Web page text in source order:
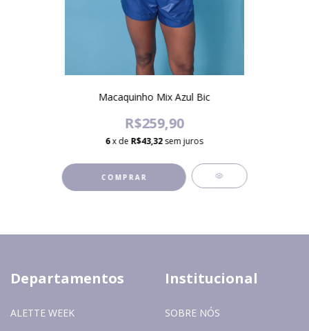
Macaquinho Mix Azul Bic
R$259,90
6x de R$43,32sem juros
COMPRAR
Departamentos
ALETTE WEEK
Institucional
SOBRE NÓS